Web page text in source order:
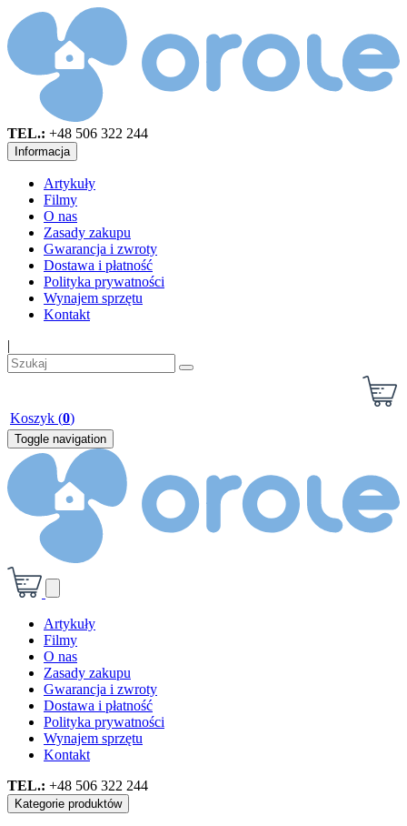
TEL.: +48 506 322 244
Informacja
Artykuły
Filmy
O nas
Zasady zakupu
Gwarancja i zwroty
Dostawa i płatność
Polityka prywatności
Wynajem sprzętu
Kontakt
|
Koszyk (0)
Toggle navigation
Artykuły
Filmy
O nas
Zasady zakupu
Gwarancja i zwroty
Dostawa i płatność
Polityka prywatności
Wynajem sprzętu
Kontakt
TEL.: +48 506 322 244
Kategorie produktów